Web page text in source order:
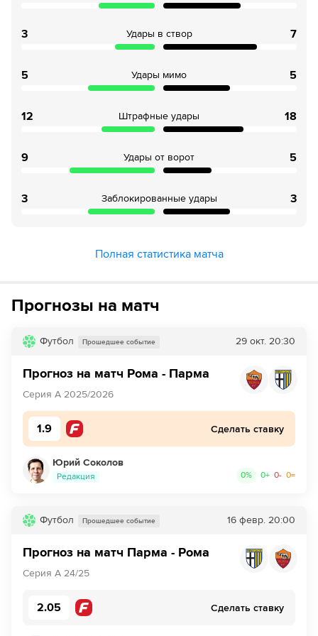
соперника. Это Габриэль Стрефецца заработал своей
Эмануэле Валери из команды Парма в офсайде
37´
Ханс Николусси-Кавилья нанес удар, но тот был
Судья сигнализирует, что Ханс Николусси-Кавилья из
створ, но вратарь начеку
39´
противника
неудачно - мяч уходит за предел поля.
43´ Парма совершает вбрасывание на половине поля
противника
44´ Рома совершает вбрасывание на половине поля
Парма совершает вбрасывание на своей половине
поля
Ханс Николусси-Кавилья не смог попасть в створ
3 Удары в створ 7
5 Удары мимо 5
12 Штрафные удары 18
9 Удары от ворот 5
3 Заблокированные удары 3
Полная статистика матча
Прогнозы на матч
Футбол Прошедшее событие 29 окт. 20:30
Прогноз на матч Рома - Парма
Серия А 2025/2026
1.9 Сделать ставку
Юрий Соколов
Редакция 0% 0+ 0- 0=
Футбол Прошедшее событие 16 февр. 20:00
Прогноз на матч Парма - Рома
Серия А 24/25
2.05 Сделать ставку